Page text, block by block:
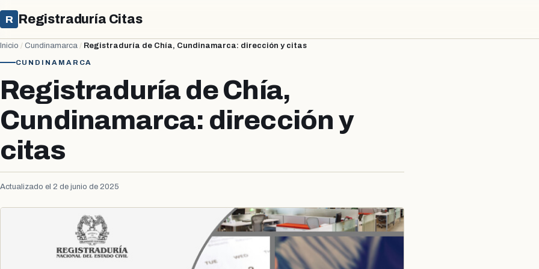
R Registraduría Citas
Inicio / Cundinamarca / Registraduría de Chía, Cundinamarca: dirección y citas
CUNDINAMARCA
Registraduría de Chía,
Cundinamarca: dirección y
citas
Actualizado el 2 de junio de 2025